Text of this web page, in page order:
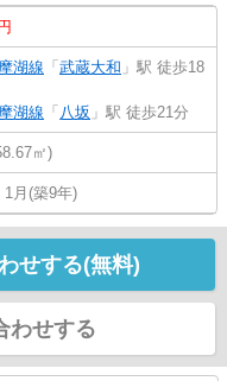
湖線 「 武蔵大和 」駅 徒歩18
湖線 「 八坂 」駅 徒歩21分
㎡)
1月(築9年)
せする(無料)
わせする